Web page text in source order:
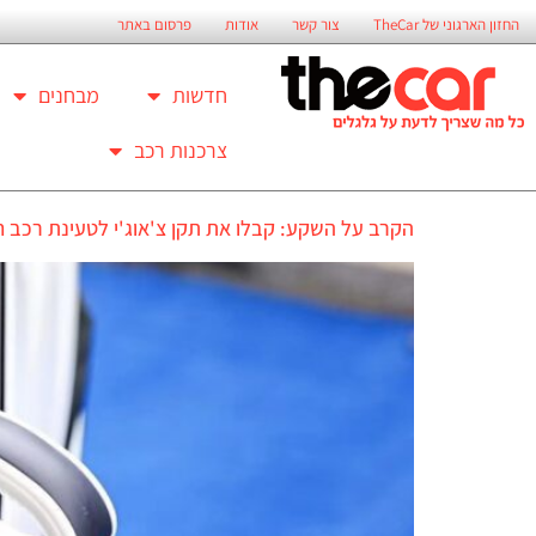
החזון הארגוני של TheCar צור קשר אודות פרסום באתר
חדשות
מבחנים
צרכנות רכב
הקרב על השקע: קבלו את תקן צ'אוג'י לטעינת רכב